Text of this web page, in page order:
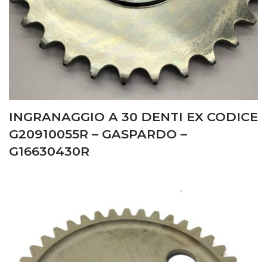
INGRANAGGIO A 30 DENTI EX CODICE
G20910055R – GASPARDO –
G16630430R